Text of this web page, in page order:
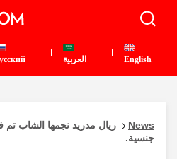
English العربية Pусский
News
ريال مدريد نجمها الشاب تم
جنسية.